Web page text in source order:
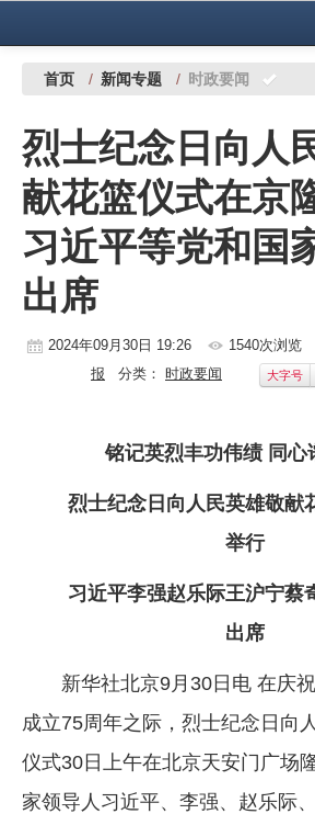
中国有色金属报社主办 广告服务
铜镍铅锌
铝
稀有稀土
有色市场
科技
首页 / 新闻专题 / 时政要闻
烈士纪念日向人
献花篮仪式在京
习近平等党和国
出席
2024年09月30日 19:26 1540次浏览
报 分类： 时政要闻 大字号
铭记英烈丰功伟绩 同心
烈士纪念日向人民英雄敬献
举行
习近平李强赵乐际王沪宁蔡
出席
新华社北京9月30日电 在庆
成立75周年之际，烈士纪念日向
仪式30日上午在北京天安门广场
家领导人习近平、李强、赵乐际